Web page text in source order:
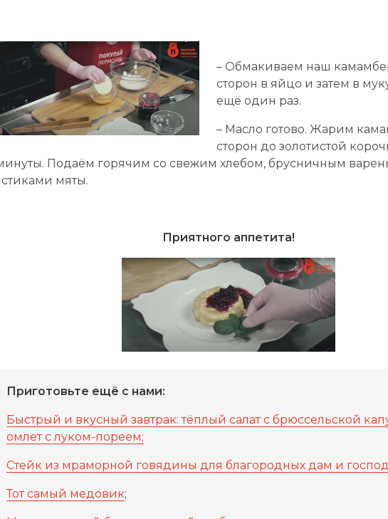
– Обмакиваем наш
сторон в яйцо и затем в
ещё один раз.
– Масло готово. Жарим
сторон до золотистой
Подаём горячим со свежим хлебом, брусничным
мяты.
Приятного аппетита!
Приготовьте ещё с нами:
Быстрый и вкусный завтрак: тёплый салат с брюссельской
омлет с луком-пореем;
Стейк из мраморной говядины для благородных дам и
Тот самый медовик;